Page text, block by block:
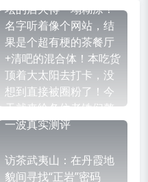
坛的店火得一塌糊涂！
名字听着像个网站，结
果是个超有梗的茶餐厅
+清吧的混合体！本吃货
顶着大太阳去打卡，没
想到直接被圈粉了！今
天就来给各位老铁们整
一波真实测评
访茶武夷山：在丹霞地
貌间寻找“正岩”密码